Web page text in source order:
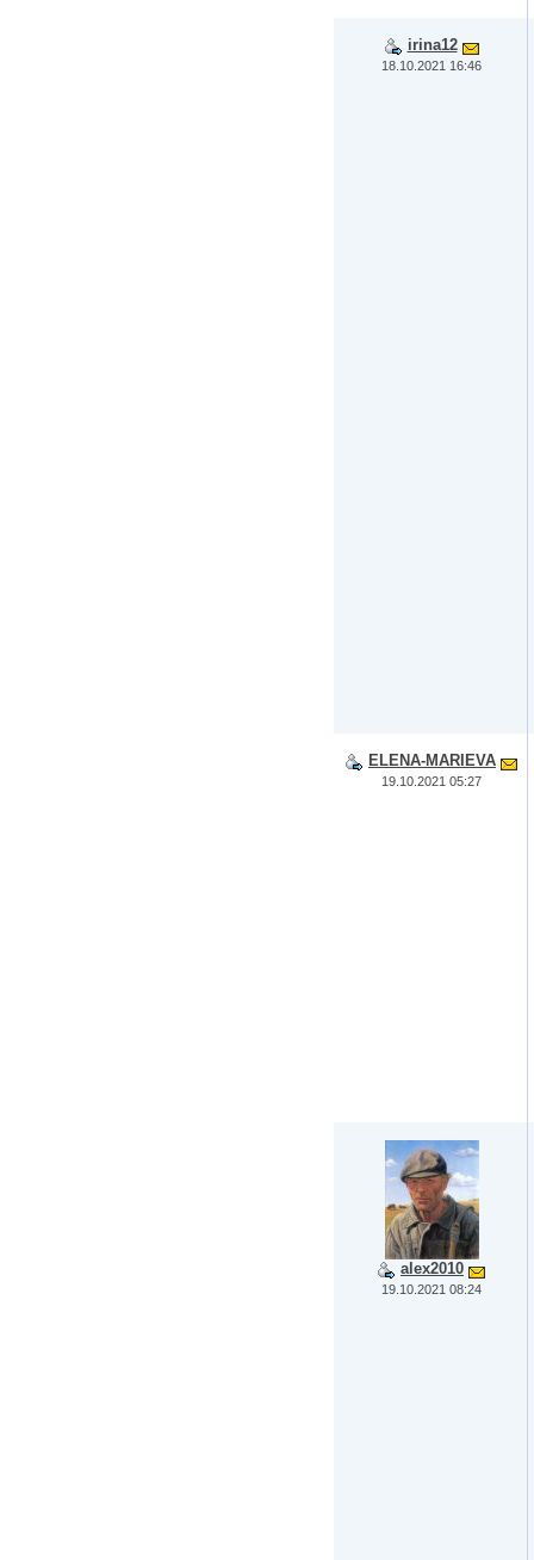
irina12
18.10.2021 16:46
ELENA-MARIEVA
19.10.2021 05:27
alex2010
19.10.2021 08:24